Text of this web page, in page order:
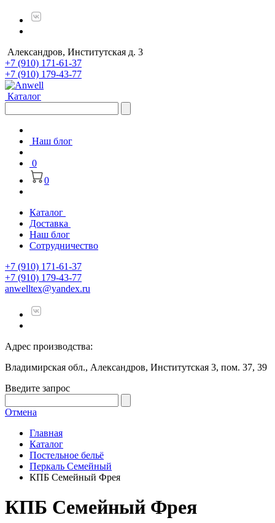
Александров, Институтская д. 3
+7 (910) 171-61-37
+7 (910) 179-43-77
Каталог
Наш блог
0
0
Каталог
Доставка
Наш блог
Сотрудничество
+7 (910) 171-61-37
+7 (910) 179-43-77
anwelltex@yandex.ru
Адрес производства:
Владимирская обл., Александров, Институтская 3, пом. 37, 39
Введите запрос
Отмена
Главная
Каталог
Постельное бельё
Перкаль Семейный
КПБ Семейный Фрея
КПБ Семейный Фрея